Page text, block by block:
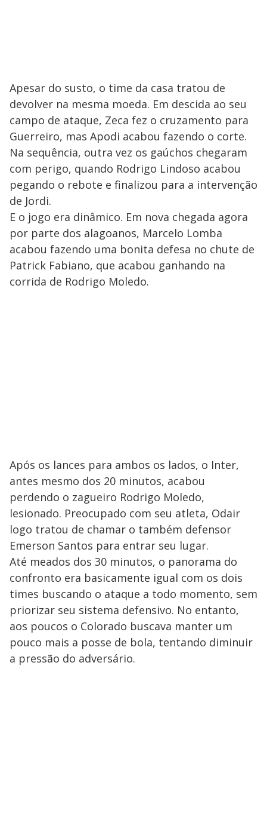
Apesar do susto, o time da casa tratou de
devolver na mesma moeda. Em descida ao seu
campo de ataque, Zeca fez o cruzamento para
Guerreiro, mas Apodi acabou fazendo o corte.
Na sequência, outra vez os gaúchos chegaram
com perigo, quando Rodrigo Lindoso acabou
pegando o rebote e finalizou para a intervenção
de Jordi.
E o jogo era dinâmico. Em nova chegada agora
por parte dos alagoanos, Marcelo Lomba
acabou fazendo uma bonita defesa no chute de
Patrick Fabiano, que acabou ganhando na
corrida de Rodrigo Moledo.
Após os lances para ambos os lados, o Inter,
antes mesmo dos 20 minutos, acabou
perdendo o zagueiro Rodrigo Moledo,
lesionado. Preocupado com seu atleta, Odair
logo tratou de chamar o também defensor
Emerson Santos para entrar seu lugar.
Até meados dos 30 minutos, o panorama do
confronto era basicamente igual com os dois
times buscando o ataque a todo momento, sem
priorizar seu sistema defensivo. No entanto,
aos poucos o Colorado buscava manter um
pouco mais a posse de bola, tentando diminuir
a pressão do adversário.